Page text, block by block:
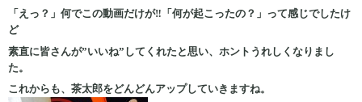
「えっ？」何でこの動画だけが‼「何が起こったの？」って感じでしたけ
ど
素直に皆さんが”いいね”してくれたと思い、ホントうれしくなりまし
た。
これからも、茶太郎をどんどんアップしていきますね。